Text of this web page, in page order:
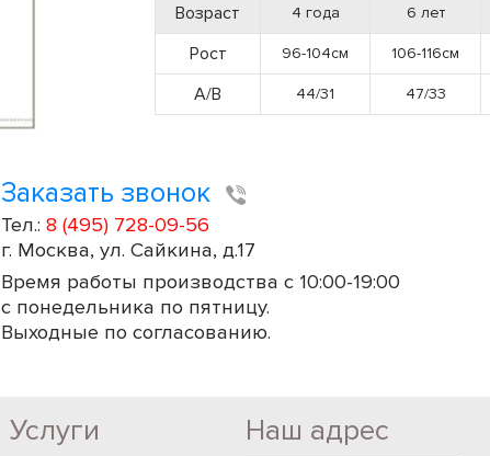
Возраст 4 года 6 лет
Рост 96-104см 106-116см
А/В 44/31 47/33
Заказать звонок
Тел.: 8 (495) 728-09-56
г. Москва, ул. Сайкина, д.17
Время работы производства с 10:00-19:00
с понедельника по пятницу.
Выходные по согласованию.
Услуги Наш адрес